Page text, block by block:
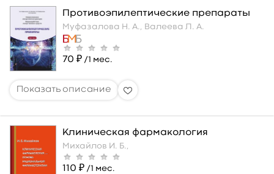
Противоэпилептические препараты
Муфазалова Н. А., Валеева Л. А.
70 ₽ /1 мес.
Клиническая фармакология
Михайлов И. Б.,
110 ₽ /1 мес.